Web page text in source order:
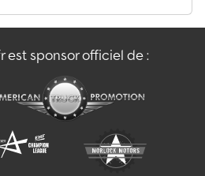
est sponsor officiel de :